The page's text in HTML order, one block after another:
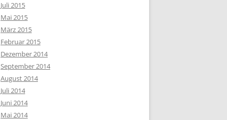
Juli 2015
Mai 2015
März 2015
Februar 2015
Dezember 2014
September 2014
August 2014
Juli 2014
Juni 2014
Mai 2014